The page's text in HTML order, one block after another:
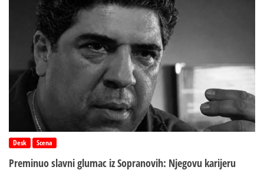
Desk Scena
Preminuo slavni glumac iz Sopranovih: Njegovu karijeru